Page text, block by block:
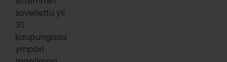
sovellettu yli
30
kaupungissa
ympäri